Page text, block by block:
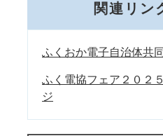
関連リン
ふくおか電子自治体共
ふく電協フェア２０２
ジ